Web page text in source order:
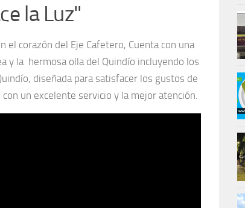
la Luz"
el corazón del Eje Cafetero, Cuenta con una
y la hermosa olla del Quindío incluyendo los
diseñada para satisfacer los gustos de
un excelente servicio y la mejor atención.